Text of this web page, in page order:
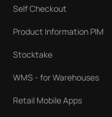
Self Checkout
Product Information PIM
Stocktake
WMS - for Warehouses
Retail Mobile Apps